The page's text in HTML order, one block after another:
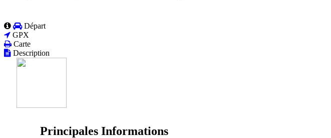
Départ
GPX
Carte
Description
Principales Informations